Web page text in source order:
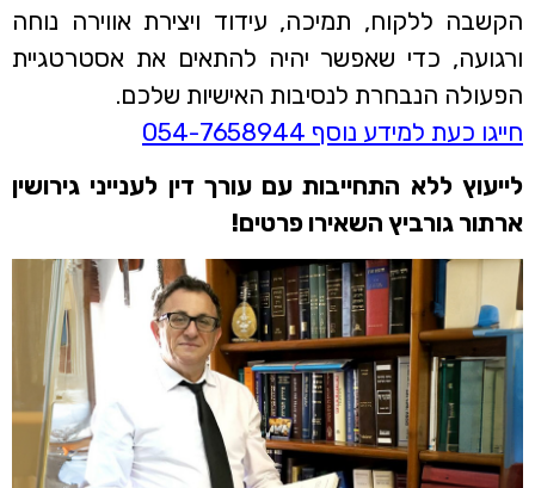
הקשבה ללקוח, תמיכה, עידוד ויצירת אווירה נוחה
ורגועה, כדי שאפשר יהיה להתאים את אסטרטגיית
הפעולה הנבחרת לנסיבות האישיות שלכם.
חייגו כעת למידע נוסף 054-7658944
לייעוץ ללא התחייבות עם עורך דין לענייני גירושין
ארתור גורביץ השאירו פרטים!